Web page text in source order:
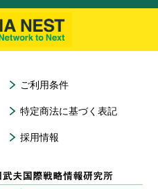
ご利用条件
特定商法に基づく表記
採用情報